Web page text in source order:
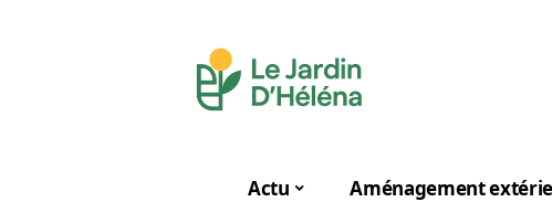
Actu Aménagement